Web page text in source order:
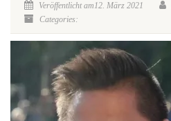
Veröffentlicht am12. März 2021
Categories: